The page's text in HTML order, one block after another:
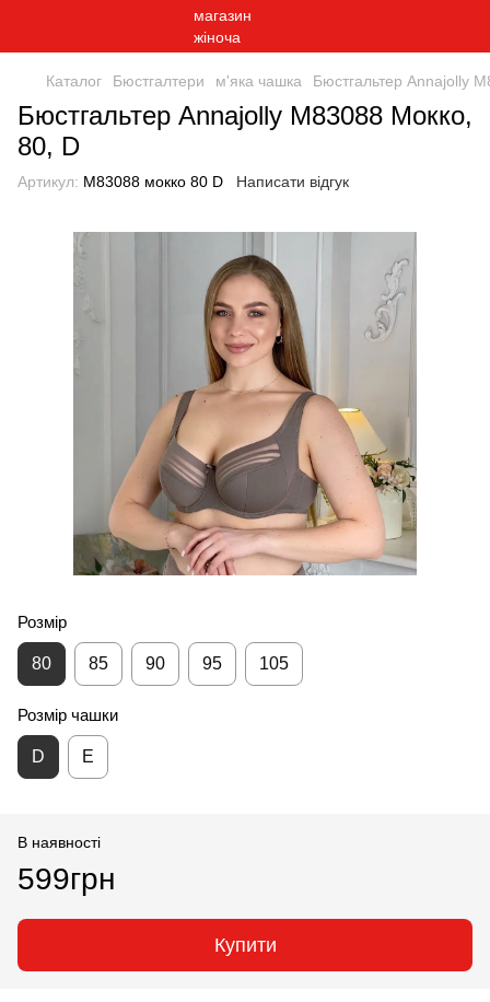
Каталог Бюстгалтери м'яка чашка Бюстгальтер Annajolly
Бюстгальтер Annajolly М83088 Мокко,
80, D
Артикул: М83088 мокко 80 D Написати відгук
Розмір
80 85 90 95 105
Розмір чашки
D E
В наявності
599грн
Купити